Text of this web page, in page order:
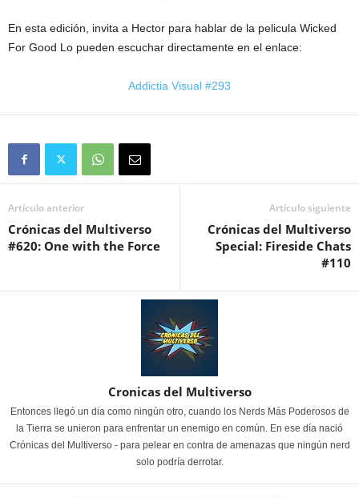
En esta edición, invita a Hector para hablar de la pelicula Wicked
For Good Lo pueden escuchar directamente en el enlace:
Addictia Visual #293
Artículo anterior
Crónicas del Multiverso
#620: One with the Force
Artículo siguiente
Crónicas del Multiverso
Special: Fireside Chats
#110
Cronicas del Multiverso
Entonces llegó un dia como ningún otro, cuando los Nerds Más Poderosos de
la Tierra se unieron para enfrentar un enemigo en común. En ese día nació
Crónicas del Multiverso - para pelear en contra de amenazas que ningún nerd
solo podría derrotar.